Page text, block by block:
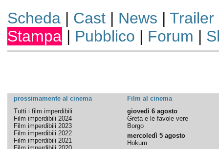
Scheda| Cast| News | Trailer
Stampa | Pubblico | Forum |
prossimamente al cinema
Film al cinema
Tutti i film imperdibili
Film imperdibili 2024
Film imperdibili 2023
Film imperdibili 2022
Film imperdibili 2021
giovedì 6 agosto
Greta e le favole vere
Borgo
mercoledì 5 agosto
Hokum